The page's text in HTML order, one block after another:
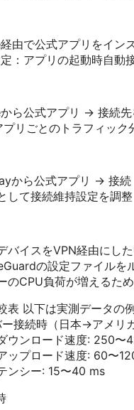
由で公式アプリをイ
：アプリの起動時自動
ら公式アプリ → 接続
リごとのトラフィック
から公式アプリ → 接続
して接続維持設定を調整
バイスをVPN経由にし
の設定ファイルを
のCPU負荷が増えるた
表 以下は実測データの
接続時（日本→アメリカ
ウンロード速度: 250〜
ップロード速度: 60〜
ンシー: 15〜40 ms